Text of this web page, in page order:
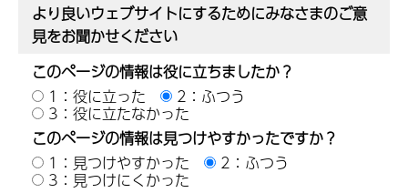
より良いウェブサイトにするためにみなさまのご意
見をお聞かせください
このページの情報は役に立ちましたか？
1：役に立った
2：ふつう
3：役に立たなかった
このページの情報は見つけやすかったですか？
1：見つけやすかった
2：ふつう
3：見つけにくかった